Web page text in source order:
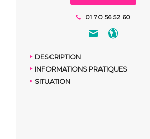
01 70 56 52 60
DESCRIPTION
INFORMATIONS PRATIQUES
SITUATION